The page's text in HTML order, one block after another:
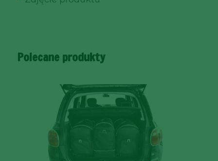
Polecane produkty